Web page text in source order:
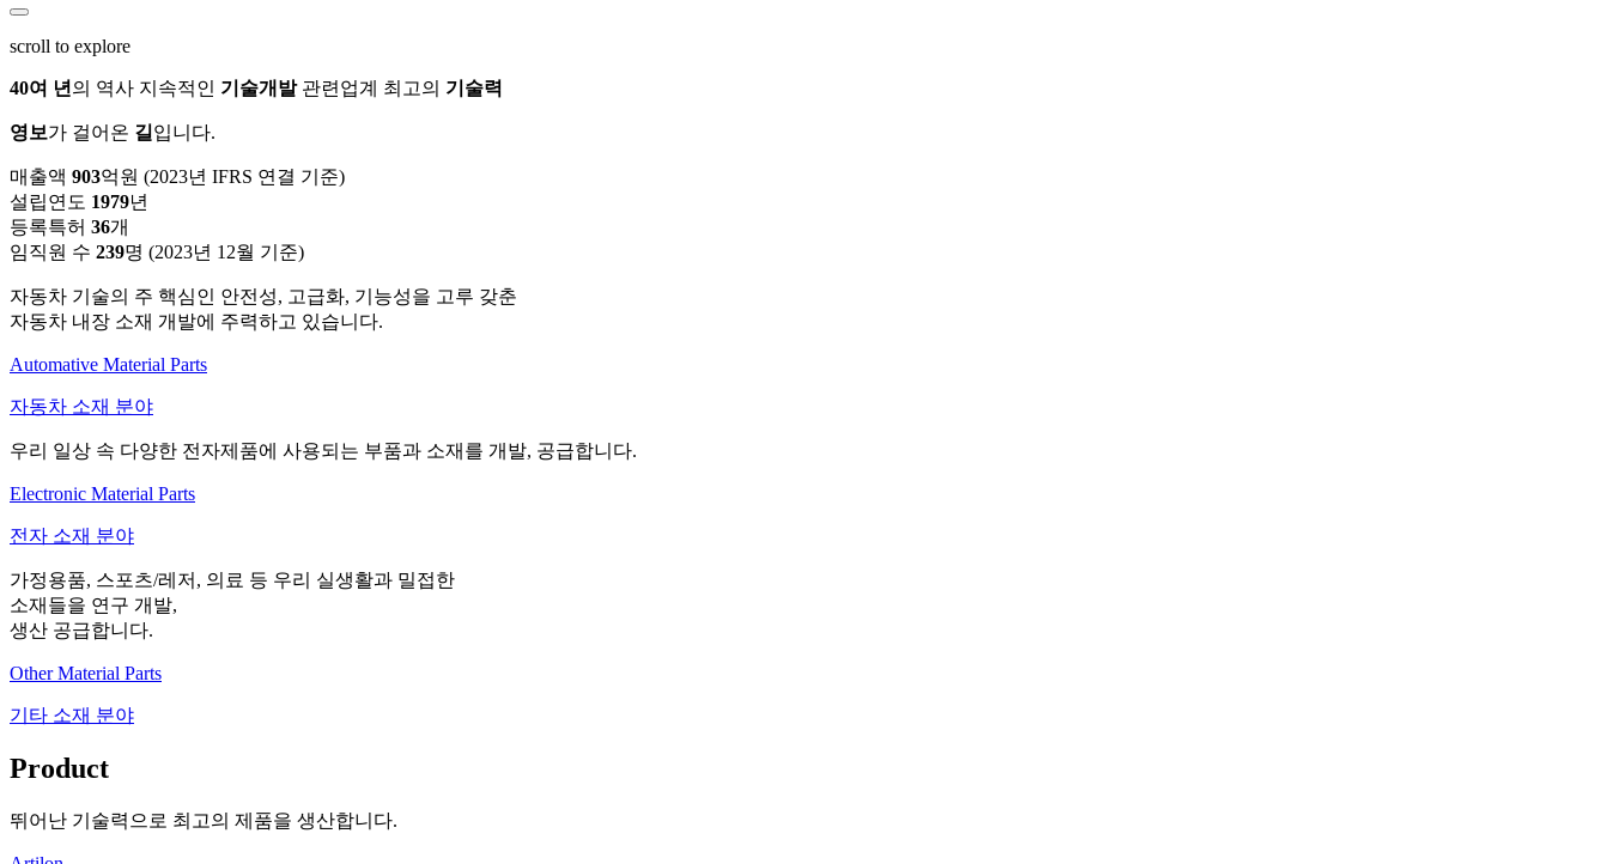
scroll to explore
40여 년 의 역사 지속적인 기술개발 관련업계 최고의 기술력
영보가 걸어온 길 입니다.
매출액 903억원 (2023년 IFRS 연결 기준)
설립연도 1979년
등록특허 36개
임직원 수 239명 (2023년 12월 기준)
자동차 기술의 주 핵심인 안전성, 고급화, 기능성을 고루 갖춘
자동차 내장 소재 개발에 주력하고 있습니다.
Automative Material Parts
자동차 소재 분야
우리 일상 속 다양한 전자제품에 사용되는 부품과 소재를 개발, 공급합니다.
Electronic Material Parts
전자 소재 분야
가정용품, 스포츠/레저, 의료 등 우리 실생활과 밀접한
소재들을 연구 개발,
생산 공급합니다.
Other Material Parts
기타 소재 분야
Product
뛰어난 기술력으로 최고의 제품을 생산합니다.